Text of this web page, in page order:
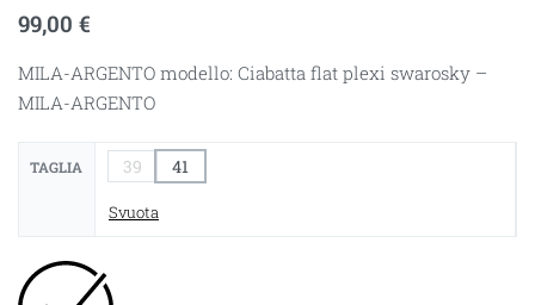
99,00 €
MILA-ARGENTO modello: Ciabatta flat plexi swarosky –
MILA-ARGENTO
TAGLIA 39 41
Svuota